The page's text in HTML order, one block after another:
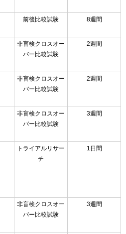
前後比較試験 8週間
非盲検クロスオー
バー比較試験
2週間
非盲検クロスオー
バー比較試験
2週間
非盲検クロスオー
バー比較試験
3週間
トライアルリサー
チ
1日間
非盲検クロスオー
バー比較試験
3週間